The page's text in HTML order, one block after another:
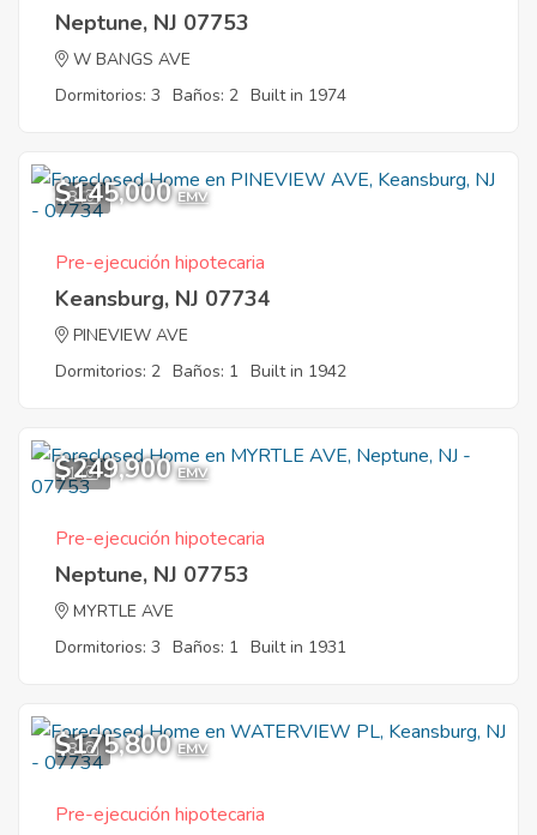
Neptune, NJ 07753
W BANGS AVE
Dormitorios: 3 Baños: 2 Built in 1974
8
$145,000 EMV
Pre-ejecución hipotecaria
Keansburg, NJ 07734
PINEVIEW AVE
Dormitorios: 2 Baños: 1 Built in 1942
1
$249,900 EMV
Pre-ejecución hipotecaria
Neptune, NJ 07753
MYRTLE AVE
Dormitorios: 3 Baños: 1 Built in 1931
8
$175,800 EMV
Pre-ejecución hipotecaria